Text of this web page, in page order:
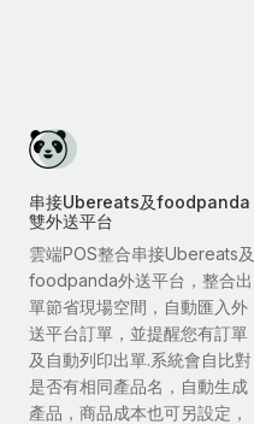
串接Ubereats及foodpanda
雙外送平台
雲端POS整合串接Ubereats及
foodpanda外送平台，整合出
單節省現場空間，自動匯入外
送平台訂單，並提醒您有訂單
及自動列印出單.系統會自比對
是否有相同產品名，自動生成
產品，商品成本也可另設定，